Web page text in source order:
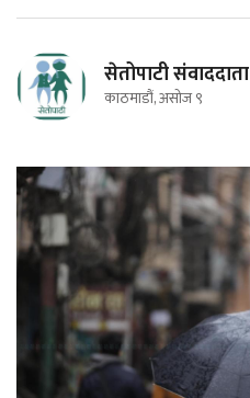
सेतोपाटी संवाददाता
काठमाडौं, असोज ९